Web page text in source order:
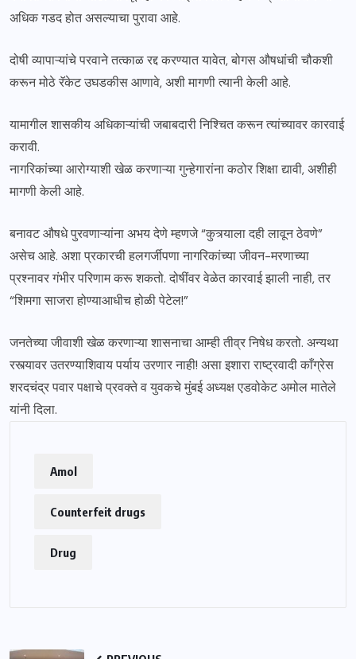
अधिक गडद होत असल्याचा पुरावा आहे.
दोषी व्यापाऱ्यांचे परवाने तत्काळ रद्द करण्यात यावेत, बोगस औषधांची चौकशी
करून मोठे रॅकेट उघडकीस आणावे, अशी मागणी त्यानी केली आहे.
यामागील शासकीय अधिकाऱ्यांची जबाबदारी निश्चित करून त्यांच्यावर कारवाई
करावी.
नागरिकांच्या आरोग्याशी खेळ करणाऱ्या गुन्हेगारांना कठोर शिक्षा द्यावी, अशीही
मागणी केली आहे.
बनावट औषधे पुरवणाऱ्यांना अभय देणे म्हणजे “कुत्र्याला दही लावून ठेवणे”
असेच आहे. अशा प्रकारची हलगर्जीपणा नागरिकांच्या जीवन-मरणाच्या
प्रश्नावर गंभीर परिणाम करू शकतो. दोषींवर वेळेत कारवाई झाली नाही, तर
“शिमगा साजरा होण्याआधीच होळी पेटेल!”
जनतेच्या जीवाशी खेळ करणाऱ्या शासनाचा आम्ही तीव्र निषेध करतो. अन्यथा
रस्त्यावर उतरण्याशिवाय पर्याय उरणार नाही! असा इशारा राष्ट्रवादी काँग्रेस
शरदचंद्र पवार पक्षाचे प्रवक्ते व युवकचे मुंबई अध्यक्ष एडवोकेट अमोल मातेले
यांनी दिला.
Amol
Counterfeit drugs
Drug